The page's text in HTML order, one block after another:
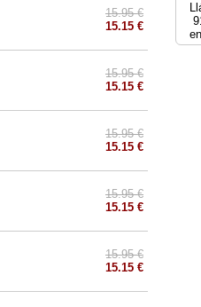
15.95 €
15.15 €
15.95 €
15.15 €
15.95 €
15.15 €
15.95 €
15.15 €
15.95 €
15.15 €